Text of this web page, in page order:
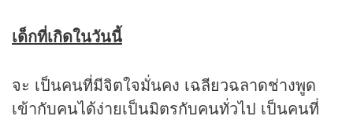
เด็กที่เกิดในวันนี้
จะ เป็นคนที่มีจิตใจมั่นคง เฉลียวฉลาดช่างพูด
เข้ากับคนได้ง่ายเป็นมิตรกับคนทั่วไป เป็นคนที่